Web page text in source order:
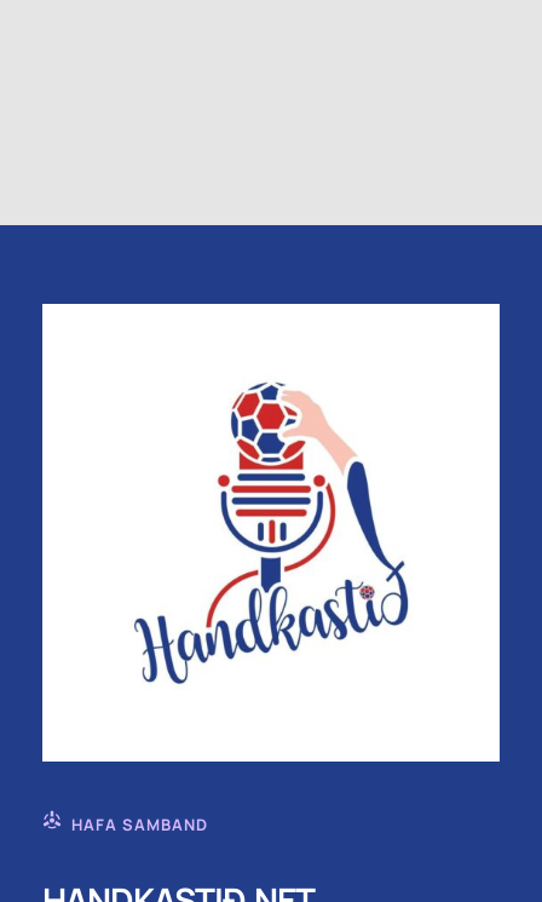
HAFA SAMBAND